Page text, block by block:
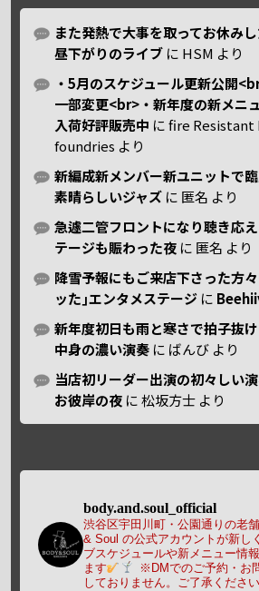
また発熱で大事を取ってお休み
昼下がりのライブ に HSM より
・5月のスケジュール更新公開
一部変更<br>・新年度の新メニ
入荷好評販売中 にfire Resistant
foundries より
新編成新メンバー新ユニットで
素晴らしいジャズ に 匿名 より
急遽二管フロントになり聴き応
テージも賑わった夜 に 匿名 より
降雪予報にもご来店下さった方
ッた｣エンタメステージ に
新年度初日も雨と寒さで拍子抜
中身の濃い演奏 に ばんび より
当店初リーダー出演の初々しい
お彼岸の夜 に松坂方士 より
body.and.soul_official
渋谷区宇田川町・公園通りの老
& Soul の公式アカウントが新し
ブスケジュールや新メニュー情
ます
※DMでのご予約・お
しておりません。ご了承ください